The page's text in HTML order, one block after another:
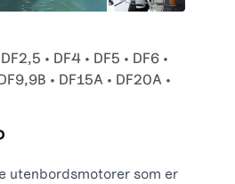
• DF4 • DF5 • DF6 •
• DF15A • DF20A •
utenbordsmotorer som er